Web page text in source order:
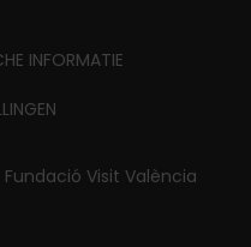
INFORMATIE
Fundació Visit València